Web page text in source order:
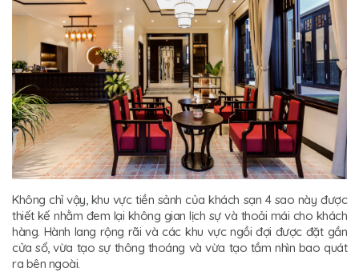
Không chỉ vậy, khu vực tiền sảnh của khách sạn 4 sao này được
thiết kế nhằm đem lại không gian lịch sự và thoải mái cho khách
hàng. Hành lang rộng rãi và các khu vực ngồi đợi được đặt gần
cửa sổ, vừa tạo sự thông thoáng và vừa tạo tầm nhìn bao quát
ra bên ngoài.